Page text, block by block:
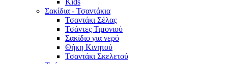
Kids
Σακίδια - Τσαντάκια
Τσαντάκι Σέλας
Τσάντες Τιμονιού
Σακίδιο για νερό
Θήκη Κινητού
Τσαντάκι Σκελετού